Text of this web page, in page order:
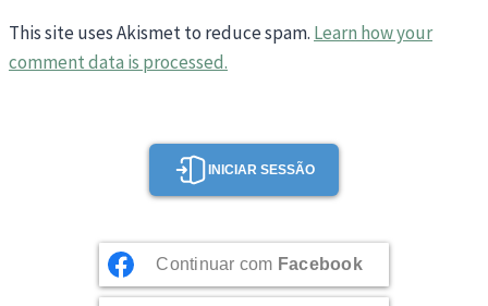
This site uses Akismet to reduce spam. Learn how your
comment data is processed.
INICIAR SESSÃO
Continuar com Facebook